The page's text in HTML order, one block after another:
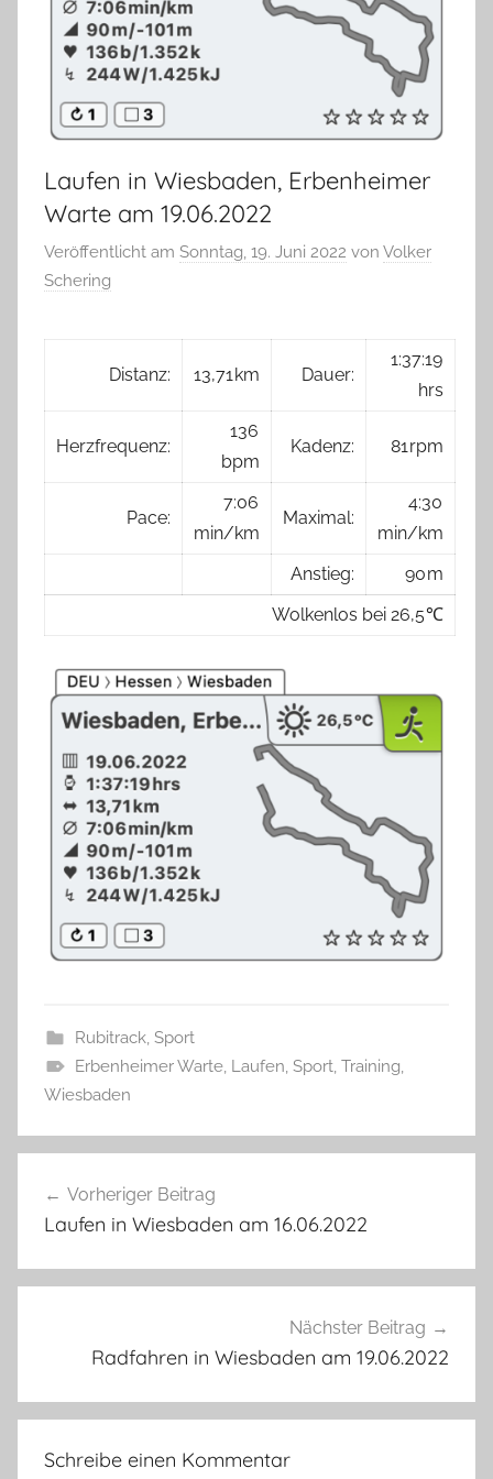
Laufen in Wiesbaden, Erbenheimer
Warte am 19.06.2022
Veröffentlicht am Sonntag, 19. Juni 2022 von Volker
Schering
Distanz: 13,71 km Dauer:
1:37:19
hrs
Herzfrequenz:
136
bpm
Kadenz: 81 rpm
Pace:
7:06
min/km
Maximal:
4:30
min/km
Anstieg:
90 m
Wolkenlos bei 26,5 ℃
Rubitrack, Sport
Erbenheimer Warte, Laufen, Sport, Training,
Wiesbaden
Vorheriger Beitrag
Laufen in Wiesbaden am 16.06.2022
Nächster Beitrag
Radfahren in Wiesbaden am 19.06.2022
Schreibe einen Kommentar